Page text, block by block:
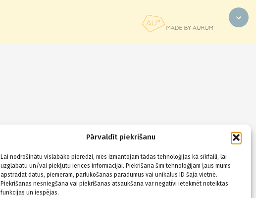
Pārvaldīt piekrišanu
Lai nodrošinātu vislabāko pieredzi, mēs izmantojam tādas tehnoloģijas kā sīkfaili, lai
uzglabātu un/vai piekļūtu ierīces informācijai. Piekrišana šīm tehnoloģijām ļaus mums
apstrādāt datus, piemēram, pārlūkošanas paradumus vai unikālus ID šajā vietnē.
Piekrišanas nesniegšana vai piekrišanas atsaukšana var negatīvi ietekmēt noteiktas
funkcijas un iespējas.